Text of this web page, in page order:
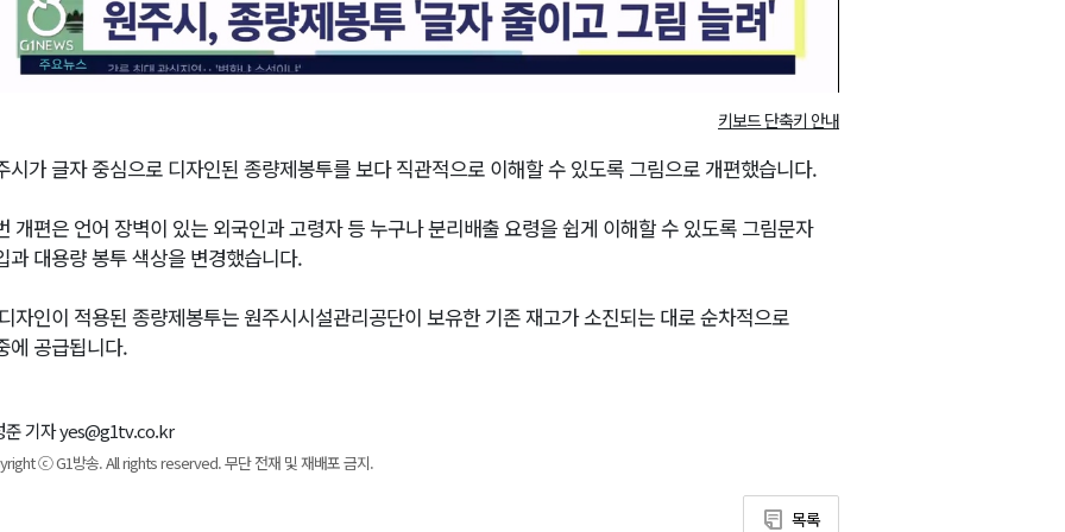
키보드 단축키 안내
시가 글자 중심으로 디자인된 종량제봉투를 보다 직관적으로 이해할 수 있도록 그림으로 개편했습니다.
개편은 언어 장벽이 있는 외국인과 고령자 등 누구나 분리배출 요령을 쉽게 이해할 수 있도록 그림문자
과 대용량 봉투 색상을 변경했습니다.
자인이 적용된 종량제봉투는 원주시시설관리공단이 보유한 기존 재고가 소진되는 대로 순차적으로
에 공급됩니다.
준 기자 yes@g1tv.co.kr
ⓒ G1방송. All rights reserved. 무단 전재 및 재배포 금지.
목록